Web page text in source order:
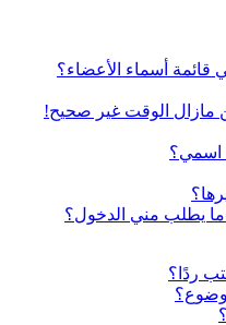
أسماء الأعضاء؟
مازال الوقت غير صحيح!
اسمي؟
يطلب مني الدخول؟
ردًا؟